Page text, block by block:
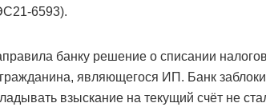
6593).
банку решение о списании
являющегося ИП. Банк
взыскание на текущий счёт не